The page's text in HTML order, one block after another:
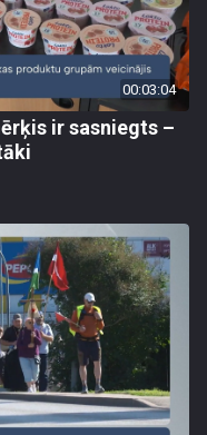
00:03:04
ir sasniegts –